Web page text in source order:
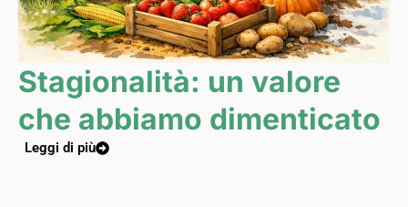
Stagionalità: un valore
che abbiamo dimenticato
Leggi di più